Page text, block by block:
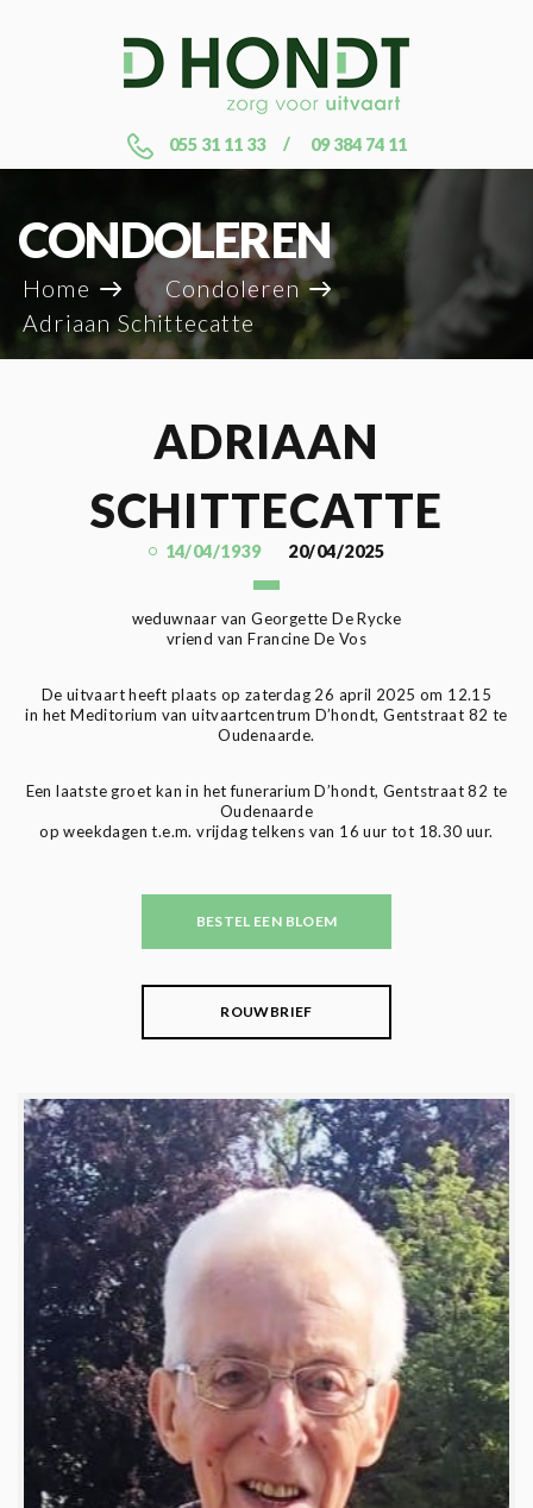
055 31 11 33 09 384 74 11
CONDOLEREN
Home
Condoleren
Adriaan Schittecatte
ADRIAAN
SCHITTECATTE
14/04/1939 20/04/2025
weduwnaar van Georgette De Rycke
vriend van Francine De Vos
De uitvaart heeft plaats op zaterdag 26 april 2025 om 12.15
in het Meditorium van uitvaartcentrum D’hondt, Gentstraat 82 te
Oudenaarde.
Een laatste groet kan in het funerarium D’hondt, Gentstraat 82 te
Oudenaarde
op weekdagen t.e.m. vrijdag telkens van 16 uur tot 18.30 uur.
BESTEL EEN BLOEM
ROUWBRIEF